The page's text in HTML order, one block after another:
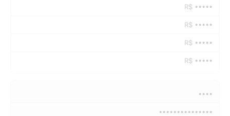
R$ •••••
R$ •••••
R$ •••••
R$ •••••
••••
•••••••••••••••